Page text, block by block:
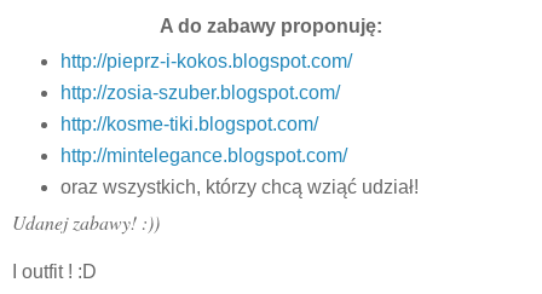
A do zabawy proponuję:
http://pieprz-i-kokos.blogspot.com/
http://zosia-szuber.blogspot.com/
http://kosme-tiki.blogspot.com/
http://mintelegance.blogspot.com/
oraz wszystkich, którzy chcą wziąć udział!
Udanej zabawy! :))
I outfit ! :D